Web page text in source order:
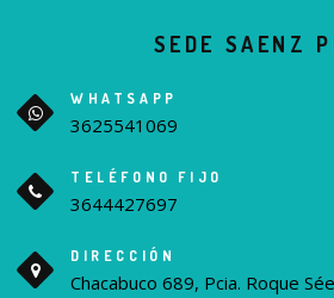
SEDE SAENZ
WHATSAPP
3625541069
TELÉFONO FIJO
3644427697
DIRECCIÓN
Chacabuco 689, Pcia. Roque